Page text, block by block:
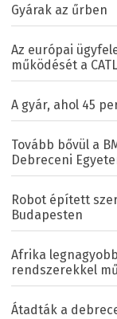
Gyárak az űrben
Az európai
működését a CATL
A gyár, ahol 45
Tovább bővül a
Debreceni
Robot épített
Budapesten
Afrika
rendszerekkel
Átadták a